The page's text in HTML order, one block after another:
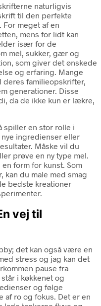
naturligvis
til den perfekte
For meget af en
mens for lidt kan
især for de
mel, sukker, gær og
som giver det ønskede
og erfaring. Mange
familieopskrifter,
generationer. Disse
da de ikke kun er lækre,
spiller en stor rolle i
ingredienser eller
Måske vil du
prøve en ny type mel.
form for kunst. Som
kan du male med smag
bedste kreationer
vej til
det kan også være en
stress og jag kan det
pause fra
i køkkenet og
og følge
af ro og fokus. Det er en